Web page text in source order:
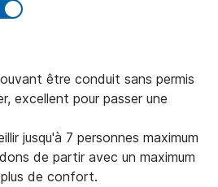
être conduit sans permis
excellent pour passer une
jusqu'à 7 personnes maximum
de partir avec un maximum
de confort.